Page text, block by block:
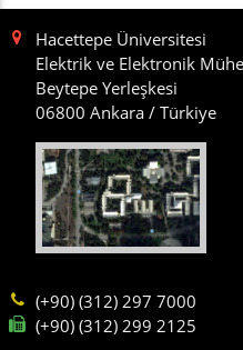
Hacettepe Üniversitesi
Elektrik ve Elektronik
Beytepe Yerleşkesi
06800 Ankara / Türkiye
(+90) (312) 297 7000
(+90) (312) 299 2125